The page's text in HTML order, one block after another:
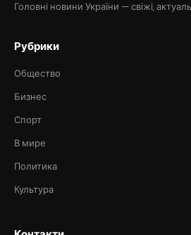
Головні новини України — свіжі,
Рубрики
Общество
Бизнес
Спорт
В мире
Политика
Культура